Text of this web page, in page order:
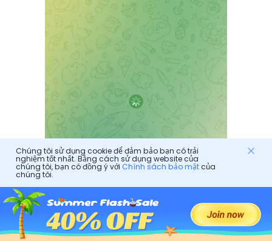
Chúng tôi sử dụng cookie để đảm bảo bạn có trải
nghiệm tốt nhất. Bằng cách sử dụng website của
chúng tôi, bạn có đồng ý với Chính sách bảo mậtcủa
chúng tôi.